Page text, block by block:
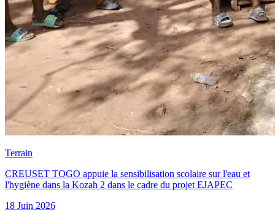
Terrain
CREUSET TOGO appuie la sensibilisation scolaire sur l'eau et
l'hygiène dans la Kozah 2 dans le cadre du projet EJAPEC
18 Juin 2026